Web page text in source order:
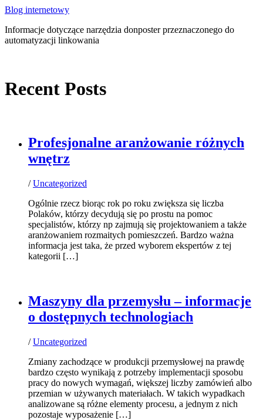
Blog internetowy
Informacje dotyczące narzędzia donposter przeznaczonego do
automatyzacji linkowania
Recent Posts
Profesjonalne aranżowanie różnych
wnętrz
/Uncategorized
Ogólnie rzecz biorąc rok po roku zwiększa się liczba
Polaków, którzy decydują się po prostu na pomoc
specjalistów, którzy np zajmują się projektowaniem a także
aranżowaniem rozmaitych pomieszczeń. Bardzo ważna
informacja jest taka, że przed wyborem ekspertów z tej
kategorii […]
Maszyny dla przemysłu – informacje
o dostępnych technologiach
/Uncategorized
Zmiany zachodzące w produkcji przemysłowej na prawdę
bardzo często wynikają z potrzeby implementacji sposobu
pracy do nowych wymagań, większej liczby zamówień albo
przemian w używanych materiałach. W takich wypadkach
analizowane są różne elementy procesu, a jednym z nich
pozostaje wyposażenie […]